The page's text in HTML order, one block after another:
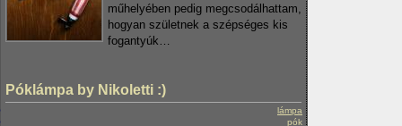
műhelyében pedig megcsodálhattam,
hogyan születnek a szépséges kis
fogantyúk…
Póklámpa by Nikoletti :)
lámpa
pók